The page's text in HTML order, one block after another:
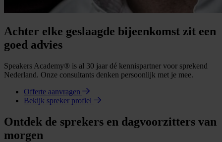
Achter elke geslaagde bijeenkomst zit een
goed advies
Speakers Academy® is al 30 jaar dé kennispartner voor sprekend
Nederland. Onze consultants denken persoonlijk met je mee.
Offerte aanvragen
Bekijk spreker profiel
Ontdek de sprekers en dagvoorzitters van
morgen